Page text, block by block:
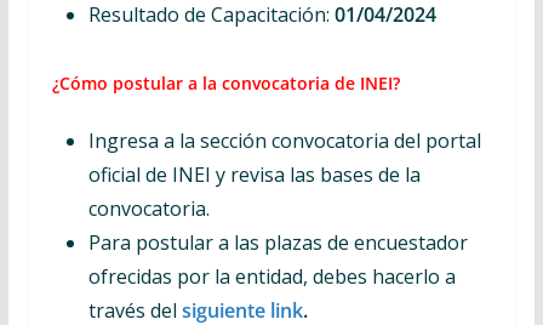
Resultado de Capacitación: 01/04/2024
¿Cómo postular a la convocatoria de INEI?
Ingresa a la sección convocatoria del portal
oficial de INEI y revisa las bases de la
convocatoria.
Para postular a las plazas de encuestador
ofrecidas por la entidad, debes hacerlo a
través del siguiente link.